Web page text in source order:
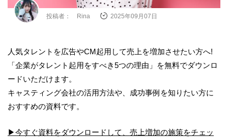
投稿者： Rina 2025年09月07日
人気タレントを広告やCM起用して売上を増加させたい方へ!
「企業がタレント起用をすべき5つの理由」を無料でダウンロ
ードいただけます。
キャスティング会社の活用方法や、成功事例を知りたい方に
おすすめの資料です。
▶︎今すぐ資料をダウンロードして、売上増加の施策をチェッ